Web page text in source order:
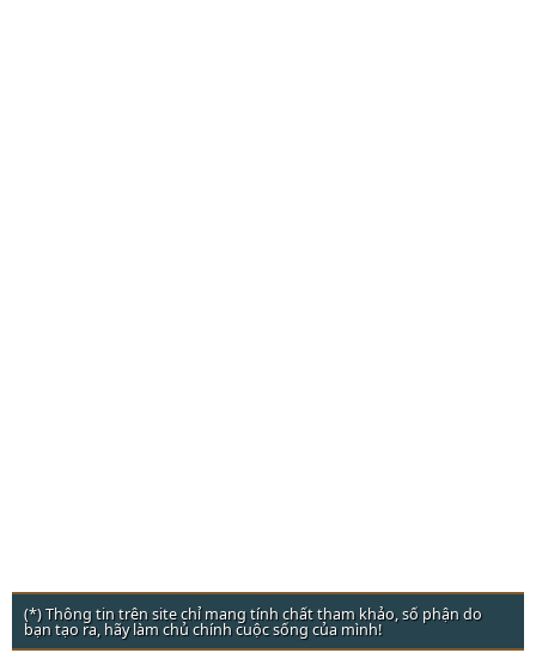
(*) Thông tin trên site chỉ mang tính chất tham khảo, số phận do
bạn tạo ra, hãy làm chủ chính cuộc sống của mình!